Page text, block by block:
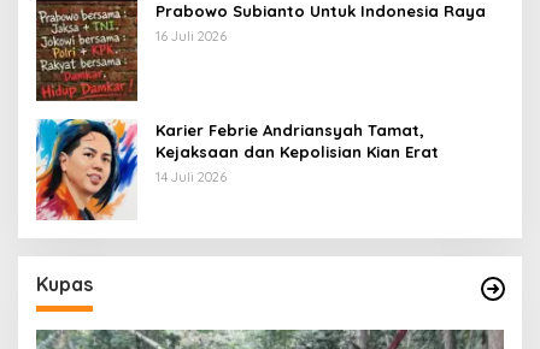
Prabowo Subianto Untuk Indonesia Raya
16 Juli 2026
Karier Febrie Andriansyah Tamat,
Kejaksaan dan Kepolisian Kian Erat
14 Juli 2026
Kupas